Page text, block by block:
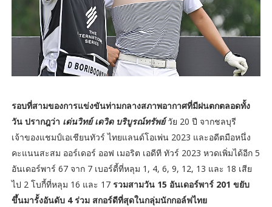
รอบที่สามของการแข่งขันท่ามกลางสภาพอากาศที่มีฝนตกตลอดทั้ง
วัน ปรากฎว่า เด่นวิทย์ เดวิด บริบูรณ์ทรัพย์ วัย 20 ปี จากชลบุรี
เจ้าของแชมป์เอเชียนทัวร์ ไทยแลนด์โอเพ่น 2023 และอดีตมือหนึ่ง
คะแนนสะสม ออร์เดอร์ ออฟ เมอริต เอดีที ทัวร์ 2023 หวดเพิ่มได้อีก 5
อันเดอร์พาร์ 67 จาก 7 เบอร์ดี้ที่หลุม 1, 4, 6, 9, 12, 13 และ 18 เสีย
ไป 2 โบกี้ที่หลุม 16 และ 17 รวมสามวัน 15 อันเดอร์พาร์ 201 ขยับ
ขึ้นมารั้งอันดับ 4 ร่วม สกอร์ดีที่สุดในกลุ่มนักกอล์ฟไทย